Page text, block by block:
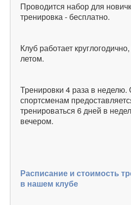
Проводится набор для
тренировка - бесплатно.
Клуб работает
летом.
Тренировки 4 раза в
спортсменам
тренироваться 6 дней в
вечером.
Расписание и стоимость
в нашем клубе